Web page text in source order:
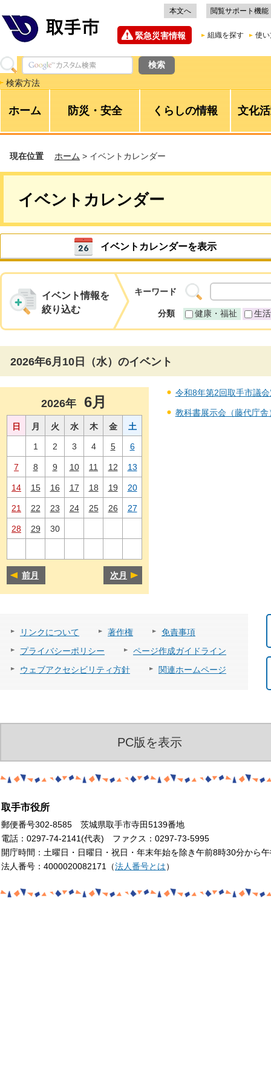
本文へ 閲覧サポート機能
緊急災害情報 組織を探す 使
検索方法
ホーム 防災・安全 くらしの情報 文化
現在位置 ホーム > イベントカレンダー
イベントカレンダー
イベントカレンダーを表示
イベント情報を
絞り込む
キーワード
分類 健康・福祉 生活
2026年6月10日（水）のイベント
2026年 6月
日 月 火 水 木 金 土
1 2 3 4 5 6
7 8 9 10 11 12 13
14 15 16 17 18 19 20
21 22 23 24 25 26 27
28 29 30
前月 次月
令和8年第2回取手市議
教科書展示会（藤代庁
リンクについて 著作権
免責事項
プライバシーポリシー
ページ作成ガイドライン
ウェブアクセシビリティ方針
関連ホームページ
PC版を表示
取手市役所
郵便番号302-8585 茨城県取手市寺田5139番地
電話：0297-74-2141(代表) ファクス：0297-73-5995
開庁時間：土曜日・日曜日・祝日・年末年始を除き午前8時30分から
法人番号：4000020082171（法人番号とは）